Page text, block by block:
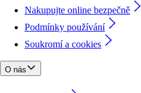
Nakupujte online bezpečně
Podmínky používání
Soukromí a cookies
O nás